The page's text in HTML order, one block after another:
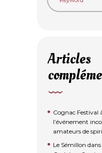
Articles
Cognac Festival
l’événement
amateurs de
Le Sémillon